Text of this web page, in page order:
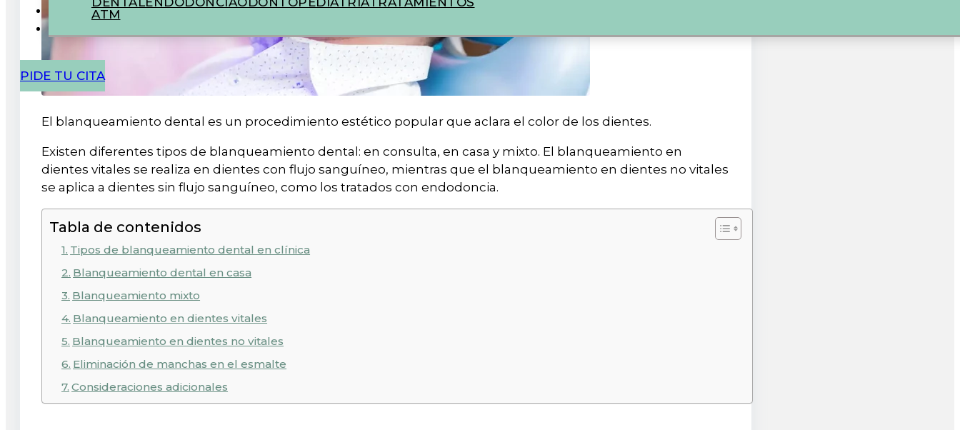
ATM
PIDE TU CITA
El blanqueamiento dental es un procedimiento estético popular que aclara el color de los dientes.
Existen diferentes tipos de blanqueamiento dental: en consulta, en casa y mixto. El blanqueamiento en
dientes vitales se realiza en dientes con flujo sanguíneo, mientras que el blanqueamiento en dientes no vitales
se aplica a dientes sin flujo sanguíneo, como los tratados con endodoncia.
Tabla de contenidos
Tipos de blanqueamiento dental en clínica
Blanqueamiento dental en casa
Blanqueamiento mixto
Blanqueamiento en dientes vitales
Blanqueamiento en dientes no vitales
Eliminación de manchas en el esmalte
Consideraciones adicionales